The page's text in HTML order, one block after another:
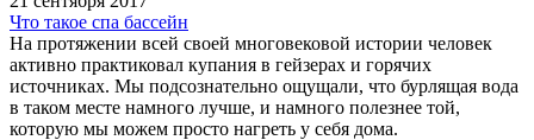
Что такое спа бассейн
На протяжении всей своей многовековой истории человек
активно практиковал купания в гейзерах и горячих
источниках. Мы подсознательно ощущали, что бурлящая вода
в таком месте намного лучше, и намного полезнее той,
которую мы можем просто нагреть у себя дома.